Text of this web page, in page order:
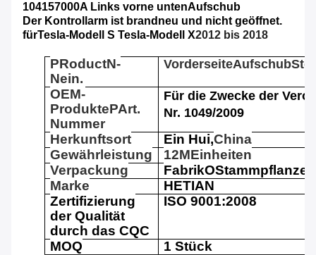
104157000A Links vorne untenAufschub
Der Kontrollarm ist brandneu und nicht geöffnet.
fürTesla-Modell S Tesla-Modell X2012 bis 2018
PRoductN-
Nein.
VorderseiteAufschub
OEM-
ProduktePArt.
Nummer
Für die Zwecke der
Nr. 1049/2009
Herkunftsort Ein Hui,China
Gewährleistung
12MEinheiten
Verpackung
FabrikOStammpflanzen
Marke
HETIAN
Zertifizierung
der Qualität
durch das CQC
ISO 9001:2008
MOQ 1 Stück